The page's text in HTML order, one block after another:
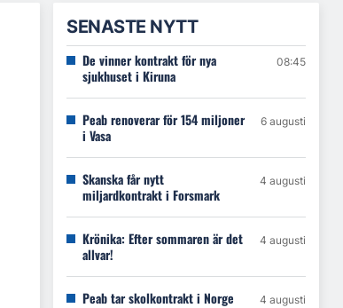
SENASTE NYTT
De vinner kontrakt för nya
sjukhuset i Kiruna
08:45
Peab renoverar för 154 miljoner
i Vasa
6 augusti
Skanska får nytt
miljardkontrakt i Forsmark
4 augusti
Krönika: Efter sommaren är det
allvar!
4 augusti
Peab tar skolkontrakt i Norge 4 augusti